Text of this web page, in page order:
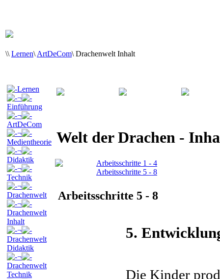
\\ Lernen\ ArtDeCom\ Drachenwelt Inhalt
Lernen
¬
Einführung
¬
ArtDeCom
¬
Medientheorie
¬
Didaktik
¬
Technik
¬
Drachenwelt
¬
Drachenwelt
Inhalt
¬
Drachenwelt
Didaktik
¬
Drachenwelt
Technik
Welt der Drachen -
Arbeitsschritte 1 - 4
Arbeitsschritte 5 - 8
Arbeitsschritte 5 - 8
5.
Die Kinder